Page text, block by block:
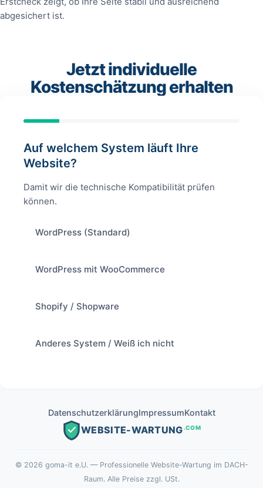
abgesichert ist.
Jetzt individuelle
Kostenschätzung erhalten
Auf welchem System läuft Ihre
Website?
Damit wir die technische Kompatibilität prüfen
können.
WordPress (Standard)
WordPress mit WooCommerce
Shopify / Shopware
Anderes System / Weiß ich nicht
DatenschutzerklärungImpressumKontakt
WEBSITE-WARTUNG.COM
© 2026 goma-it e.U. — Professionelle Website-Wartung im DACH-
Raum. Alle Preise zzgl. USt.